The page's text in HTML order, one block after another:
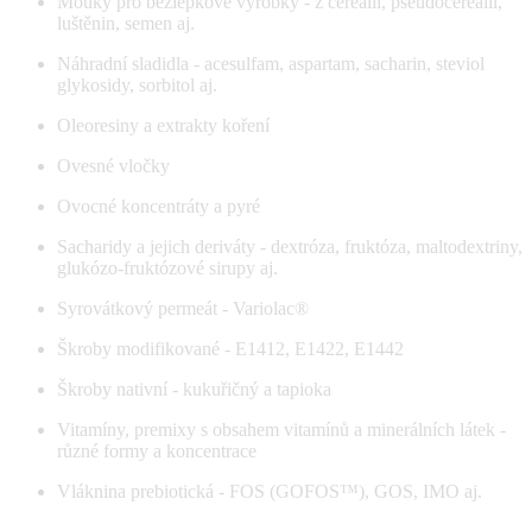
luštěnin, semen aj.
Náhradní sladidla - acesulfam, aspartam, sacharin, steviol
glykosidy, sorbitol aj.
Oleoresiny a extrakty koření
Ovesné vločky
Ovocné koncentráty a pyré
Sacharidy a jejich deriváty - dextróza, fruktóza, maltodextriny,
glukózo-fruktózové sirupy aj.
Syrovátkový permeát - Variolac®
Škroby modifikované - E1412, E1422, E1442
Škroby nativní - kukuřičný a tapioka
Vitamíny, premixy s obsahem vitamínů a minerálních látek -
různé formy a koncentrace
Vláknina prebiotická - FOS (GOFOS™), GOS, IMO aj.